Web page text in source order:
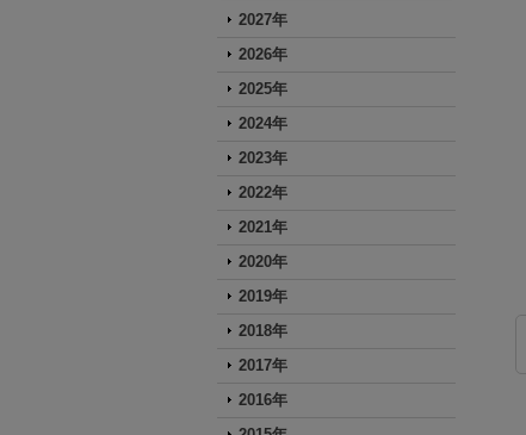
2027年
2026年
2025年
2024年
2023年
2022年
2021年
2020年
2019年
2018年
2017年
2016年